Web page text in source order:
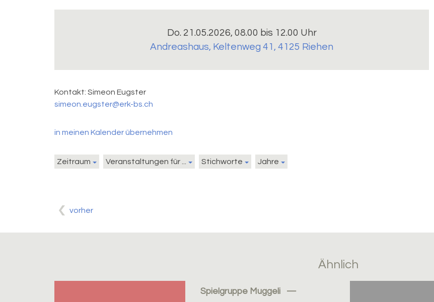
Do. 21.05.2026, 08.00 bis 12.00 Uhr
Andreashaus, Keltenweg 41, 4125 Riehen
Kontakt: Simeon Eugster
simeon.eugster@erk-bs.ch
in meinen Kalender übernehmen
Zeitraum Veranstaltungen für ... Stichworte Jahre
vorher
Ähnlich
Spielgruppe Muggeli